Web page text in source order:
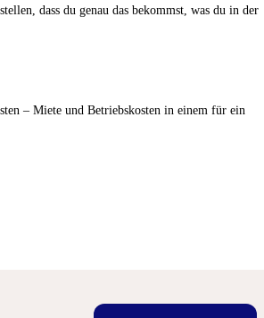
dass du genau das bekommst, was du in der
– Miete und Betriebskosten in einem für ein